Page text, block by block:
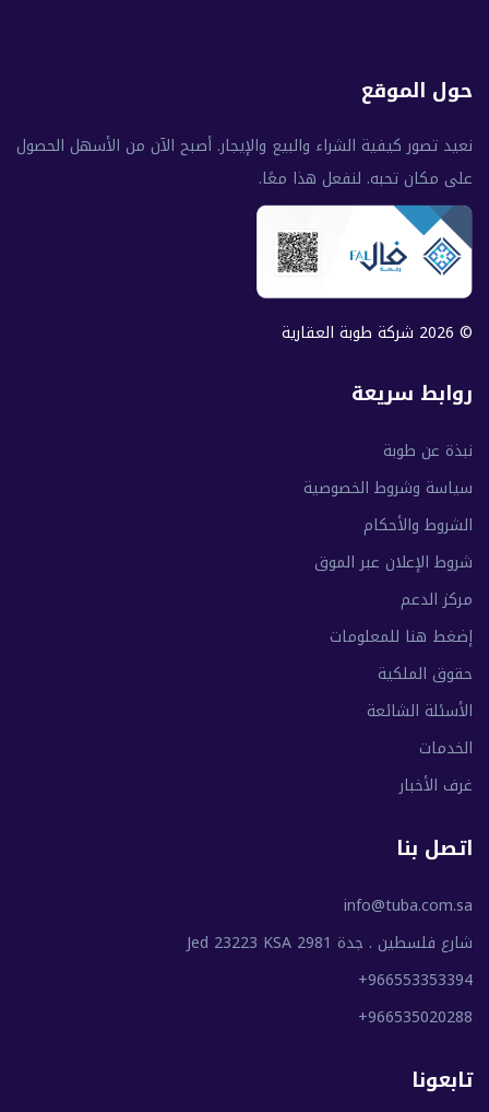
حول الموقع
نعيد تصور كيفية الشراء والبيع والإيجار. أصبح الآن من الأسهل الحصول
على مكان تحبه. لنفعل هذا معًا.
© 2026 شركة طوبة العقارية
روابط سريعة
نبذة عن طوبة
سياسة وشروط الخصوصية
الشروط والأحكام
شروط الإعلان عبر الموق
مركز الدعم
إضغط هنا للمعلومات
حقوق الملكية
الأسئلة الشائعة
الخدمات
غرف الأخبار
اتصل بنا
info@tuba.com.sa
شارع فلسطين . جدة 2981 Jed 23223 KSA
+966553353394
+966535020288
تابعونا